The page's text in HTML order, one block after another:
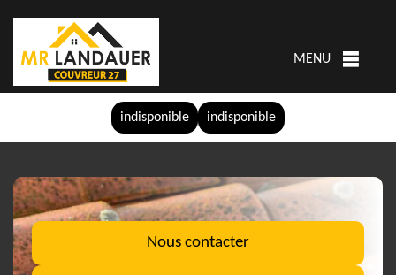
indisponible indisponible
MENU
Nous contacter